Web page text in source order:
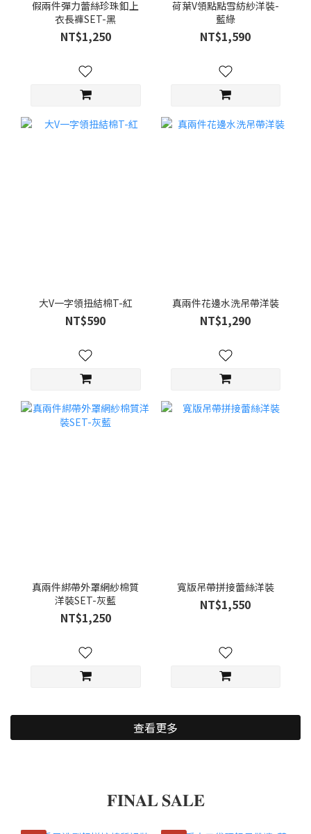
假兩件彈力蕾絲珍珠釦上
衣長褲SET-黑
NT$1,250
荷葉V領點點雪紡紗洋裝-
藍綠
NT$1,590
大V一字領扭結棉T-紅
NT$590
真兩件花邊水洗吊帶洋裝
NT$1,290
真兩件綁帶外罩網紗棉質
洋裝SET-灰藍
NT$1,250
寬版吊帶拼接蕾絲洋裝
NT$1,550
查看更多
𝐅𝐈𝐍𝐀𝐋 𝐒𝐀𝐋𝐄